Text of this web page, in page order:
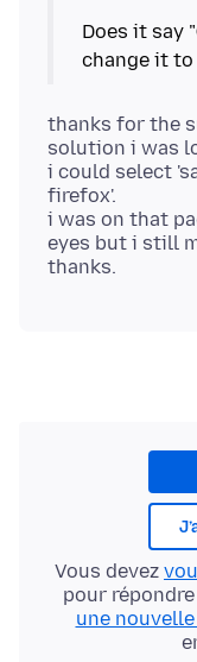
Does it say "
change it to
thanks for the
solution i was
i could select
firefox'.
i was on that
eyes but i still
Vous devez
pour
une